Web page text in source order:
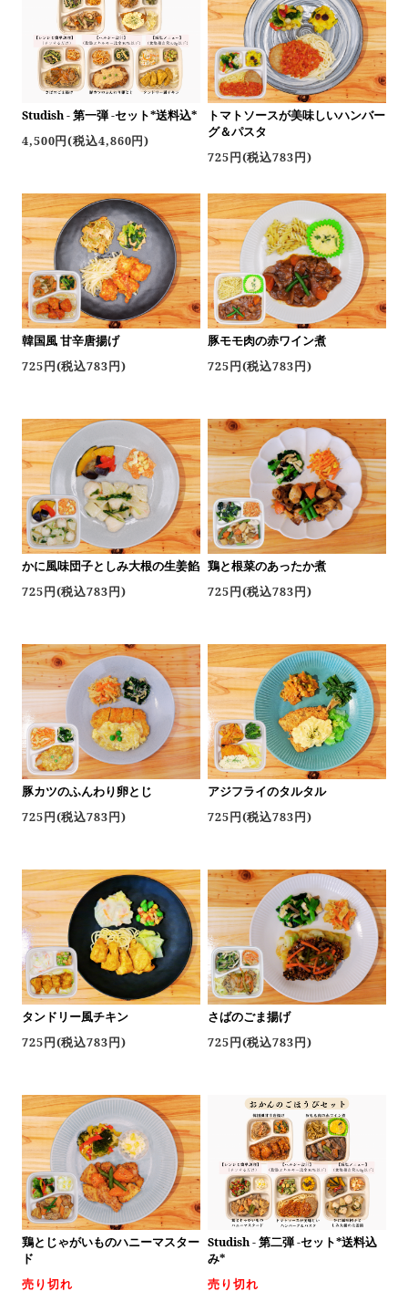
Studish - 第一弾 -セット*送料込*
4,500円(税込4,860円)
トマトソースが美味しいハンバー
グ＆パスタ
725円(税込783円)
韓国風 甘辛唐揚げ
725円(税込783円)
豚モモ肉の赤ワイン煮
725円(税込783円)
かに風味団子としみ大根の生姜餡
725円(税込783円)
鶏と根菜のあったか煮
725円(税込783円)
豚カツのふんわり卵とじ
725円(税込783円)
アジフライのタルタル
725円(税込783円)
タンドリー風チキン
725円(税込783円)
さばのごま揚げ
725円(税込783円)
鶏とじゃがいものハニーマスター
ド
売り切れ
Studish - 第二弾 -セット*送料込
み*
売り切れ